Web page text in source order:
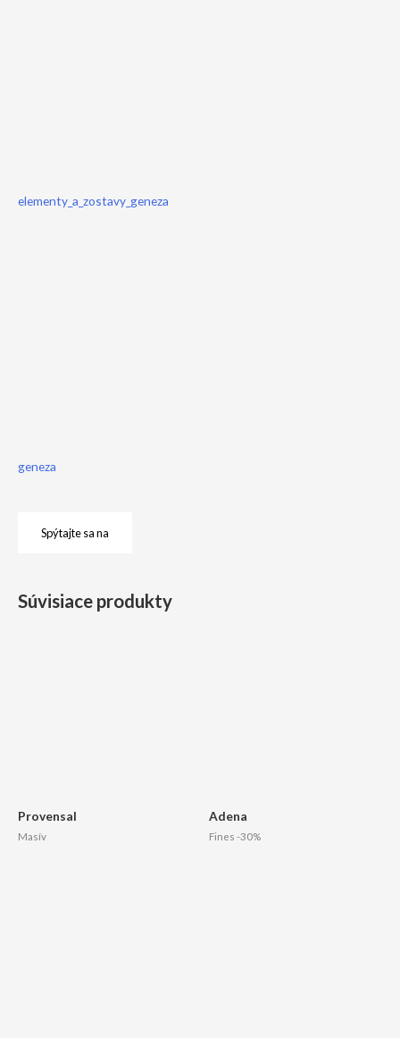
elementy_a_zostavy_geneza
geneza
Spýtajte sa na
Súvisiace produkty
Provensal
Masív
Adena
Fines -30%